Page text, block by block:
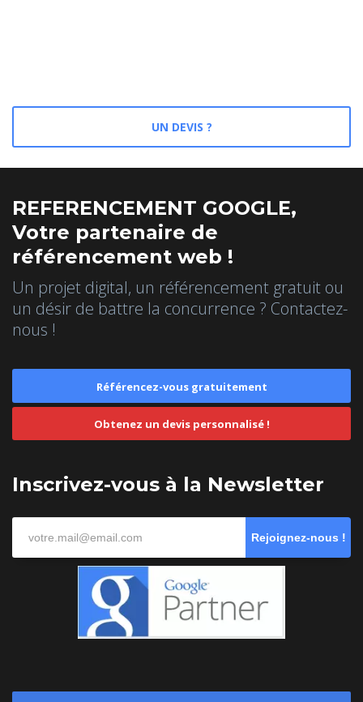
UN DEVIS ?
REFERENCEMENT GOOGLE,
Votre partenaire de
référencement web !
Un projet digital, un référencement gratuit ou
un désir de battre la concurrence ? Contactez-
nous !
Référencez-vous gratuitement
Obtenez un devis personnalisé !
Inscrivez-vous à la Newsletter
Rejoignez-nous !